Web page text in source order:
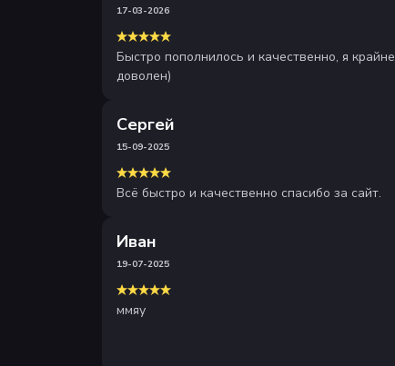
17-03-2026
Быстро пополнилось и качественно, я крайне
доволен)
Сергей
15-09-2025
Всё быстро и качественно спасибо за сайт.
Иван
19-07-2025
ммяу